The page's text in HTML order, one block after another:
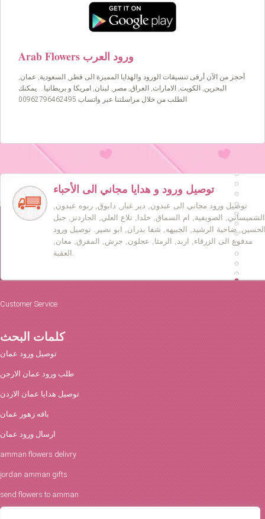
Arab Flowers ورود العرب
أحجز من الآن أرقى تنسيقات الورود والهدايا المميزة الى قطر, السعودية, عمان,
البحرين, الكويت, الامارات, العراق, مصر, لبنان, امريكا و بريطانيا… يمكنك
الطلب من خلال مراسلتنا عبر واتساب 00962796462495
توصيل ورود و هدايا مجاني الى الأحباء
توصيل ورود مجاني الى عبدون, دير غبار, دابوق, ربوه عبدون,
الشميساني, الصويفية, ام السماق, خلدا, تلاع العلي, الجاردنز, جبل
ضاحية الرشيد, الجبيهه, شفا بدران, ابو نصير. توصيل ورود
مدفوع الى الزرقاء, اربد, الرمثا, عجلون, جرش, المفرق, معان,
العقبة.
Customer Service
كلمات البحث
توصيل ورود عمان
طلب ورود عمان الارجن
توصيل هدايا عمان الاردن
باقه زهور عمان
ارسال ورود عمان
amman flowers delivry
jordan amman gifts
send flowers to amman